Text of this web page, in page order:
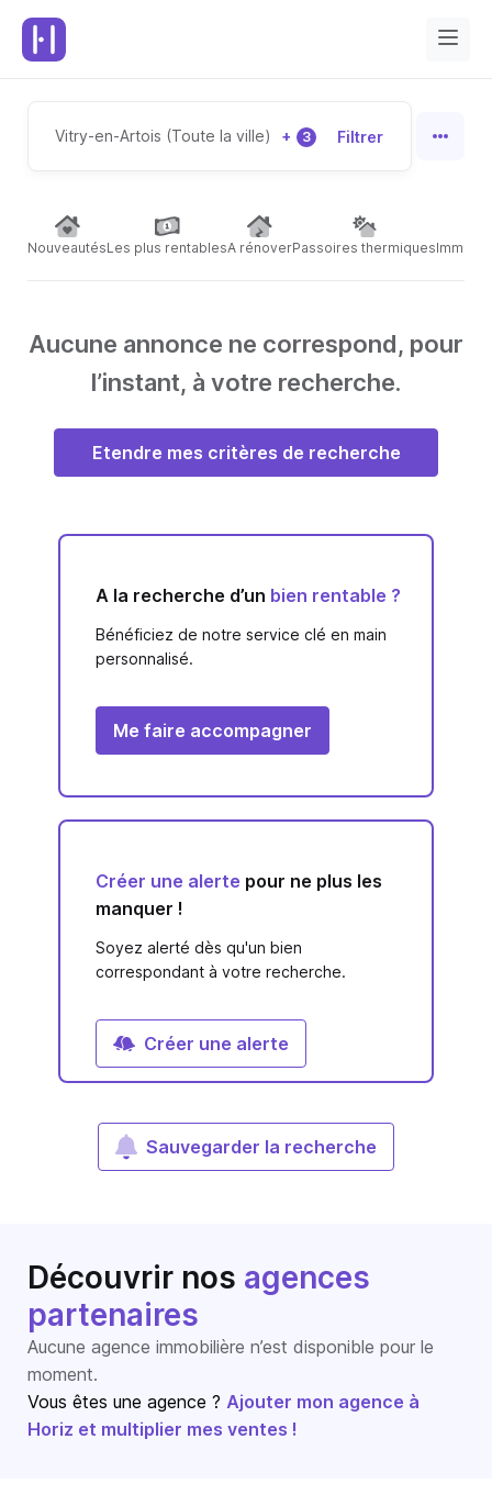
Vitry-en-Artois (Toute la ville) + 3 Filtrer
NouveautésLes plus rentablesA rénoverPassoires thermiques
Aucune annonce ne correspond, pour
l’instant, à votre recherche.
Etendre mes critères de recherche
A la recherche d’un bien rentable ?
Bénéficiez de notre service clé en main
personnalisé.
Me faire accompagner
Créer une alerte pour ne plus les
manquer !
Soyez alerté dès qu'un bien
correspondant à votre recherche.
Créer une alerte
Sauvegarder la recherche
Découvrir nos agences
partenaires
Aucune agence immobilière n’est disponible pour le
moment.
Vous êtes une agence ? Ajouter mon agence à
Horiz et multiplier mes ventes !